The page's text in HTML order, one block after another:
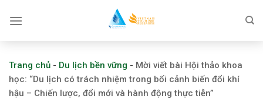
Trang chủ - Du lịch bền vững - Mời viết bài Hội thảo khoa
học: “Du lịch có trách nhiệm trong bối cảnh biến đổi khí
hậu – Chiến lược, đổi mới và hành động thực tiễn”